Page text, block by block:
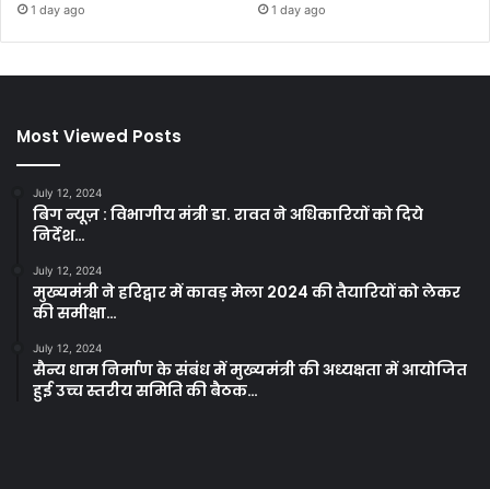
1 day ago 1 day ago
Most Viewed Posts
July 12, 2024
बिग न्यूज़ : विभागीय मंत्री डा. रावत ने अधिकारियों को दिये
निर्देश…
July 12, 2024
मुख्यमंत्री ने हरिद्वार में कावड़ मेला 2024 की तैयारियों को लेकर
की समीक्षा…
July 12, 2024
सैन्य धाम निर्माण के संबंध में मुख्यमंत्री की अध्यक्षता में आयोजित
हुई उच्च स्तरीय समिति की बैठक…